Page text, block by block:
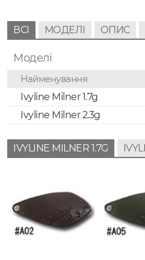
ВСІ МОДЕЛІ ОПИС
Моделі
Найменування
Ivyline Milner 1.7g
Ivyline Milner 2.3g
IVYLINE MILNER 1.7G